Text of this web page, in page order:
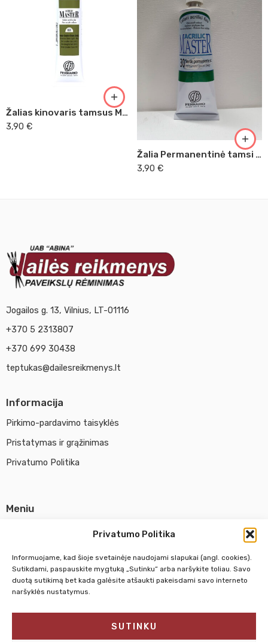
Privatumo Politika
Informuojame, kad šioje svetainėje naudojami slapukai (angl. cookies).
Sutikdami, paspauskite mygtuką „Sutinku“ arba naršykite toliau. Savo
duotą sutikimą bet kada galėsite atšaukti pakeisdami savo interneto
naršyklės nustatymus.
SUTINKU
Žalias kinovaris tamsus Master Acrilic, 60ml (31)
3,90 €
Žalia Permanentinė tamsi Master Acrilic, 60ml (30)
3,90 €
Jogailos g. 13, Vilnius, LT-01116
+370 5 2313807
+370 699 30438
teptukas@dailesreikmenys.lt
Informacija
Pirkimo-pardavimo taisyklės
Pristatymas ir grąžinimas
Privatumo Politika
Meniu
Susisiekti su mumis